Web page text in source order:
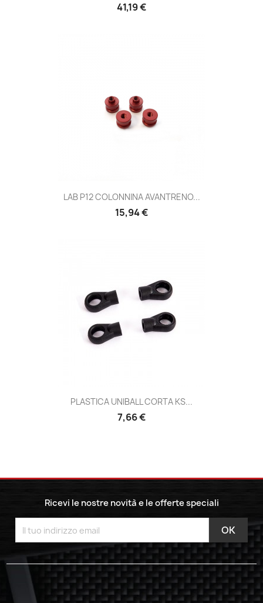
41,19 €
LAB P12 COLONNINA AVANTRENO...
15,94 €
PLASTICA UNIBALL CORTA KS...
7,66 €
Ricevi le nostre novità e le offerte speciali